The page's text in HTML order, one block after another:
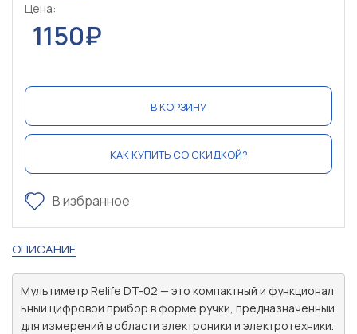
Цена:
1150₽
В КОРЗИНУ
КАК КУПИТЬ СО СКИДКОЙ?
В избранное
ОПИСАНИЕ
Мультиметр Relife DT-02 — это компактный и функционал
ьный цифровой прибор в форме ручки, предназначенный
для измерений в области электроники и электротехники.